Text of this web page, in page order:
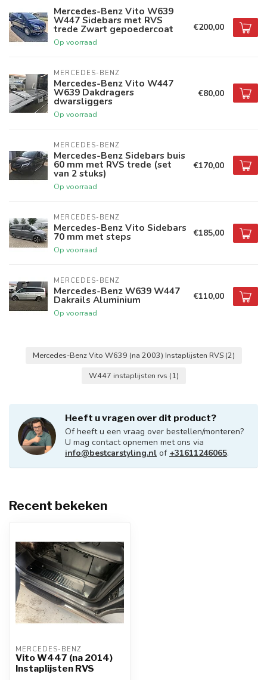
Mercedes-Benz Vito W639
W447 Sidebars met RVS
trede Zwart gepoedercoat
Op voorraad
€200,00
MERCEDES-BENZ
Mercedes-Benz Vito W447
W639 Dakdragers
dwarsliggers
Op voorraad
€80,00
MERCEDES-BENZ
Mercedes-Benz Sidebars buis
60 mm met RVS trede (set
van 2 stuks)
Op voorraad
€170,00
MERCEDES-BENZ
Mercedes-Benz Vito Sidebars
70 mm met steps
Op voorraad
€185,00
MERCEDES-BENZ
Mercedes-Benz W639 W447
Dakrails Aluminium
Op voorraad
€110,00
Mercedes-Benz Vito W639 (na 2003) Instaplijsten RVS (2)
W447 instaplijsten rvs (1)
Heeft u vragen over dit product?
Of heeft u een vraag over bestellen/monteren?
U mag contact opnemen met ons via
info@bestcarstyling.nl of +31611246065.
Recent bekeken
MERCEDES-BENZ
Vito W447 (na 2014)
Instaplijsten RVS